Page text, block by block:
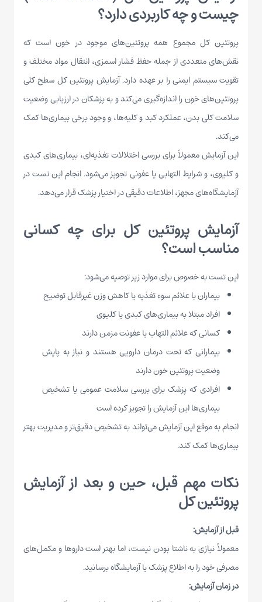
چیست و چه کاربردی دارد؟
پروتئین کل مجموع همه پروتئین‌های موجود در خون است که
نقش‌های متعددی از جمله حفظ فشار اسمزی، انتقال مواد مختلف و
تقویت سیستم ایمنی را بر عهده دارد. آزمایش پروتئین کل سطح کلی
پروتئین‌های خون را اندازه‌گیری می‌کند و به پزشکان در ارزیابی وضعیت
سلامت کلی بدن، عملکرد کبد و کلیه‌ها، و وجود برخی بیماری‌ها کمک
می‌کند.
این آزمایش معمولاً برای بررسی اختلالات تغذیه‌ای، بیماری‌های کبدی
و کلیوی، و شرایط التهابی یا عفونی تجویز می‌شود. انجام این تست در
آزمایشگاه‌های مجهز، اطلاعات دقیقی در اختیار پزشک قرار می‌دهد.
آزمایش پروتئین کل برای چه کسانی
مناسب است؟
این تست به خصوص برای موارد زیر توصیه می‌شود:
بیماران با علائم سوء تغذیه یا کاهش وزن غیرقابل توضیح
افراد مبتلا به بیماری‌های کبدی یا کلیوی
کسانی که علائم التهاب یا عفونت مزمن دارند
بیمارانی که تحت درمان دارویی هستند و نیاز به پایش
وضعیت پروتئین خون دارند
افرادی که پزشک برای بررسی سلامت عمومی یا تشخیص
بیماری‌ها این آزمایش را تجویز کرده است
انجام به موقع این آزمایش می‌تواند به تشخیص دقیق‌تر و مدیریت بهتر
بیماری‌ها کمک کند.
نکات مهم قبل، حین و بعد از آزمایش
پروتئین کل
قبل از آزمایش:
معمولاً نیازی به ناشتا بودن نیست، اما بهتر است داروها و مکمل‌های
مصرفی خود را به اطلاع پزشک یا آزمایشگاه برسانید.
در زمان آزمایش: